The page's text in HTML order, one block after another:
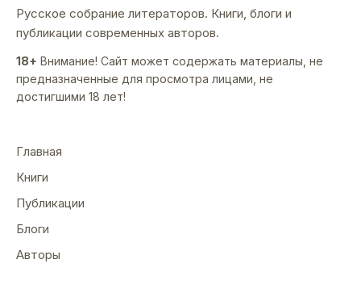
Русское собрание литераторов. Книги, блоги и
публикации современных авторов.
18+ Внимание! Сайт может содержать материалы, не
предназначенные для просмотра лицами, не
достигшими 18 лет!
Главная
Книги
Публикации
Блоги
Авторы